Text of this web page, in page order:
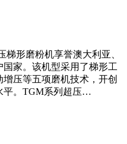
梯形磨粉机享誉澳大利亚、
家。该机型采用了梯形工
压等五项磨机技术，开创
平。TGM系列超压…